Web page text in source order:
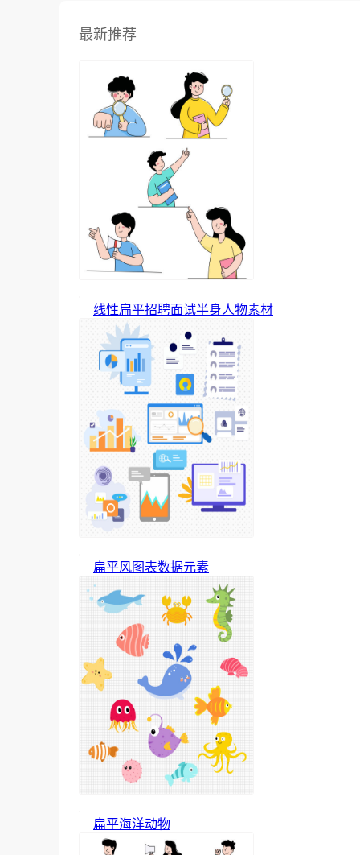
最新推荐
线性扁平招聘面试半身人物素材
扁平风图表数据元素
扁平海洋动物